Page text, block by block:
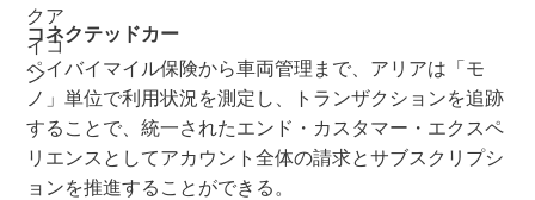
コネクテッドカー
ペイバイマイル保険から車両管理まで、アリアは「モ
ノ」単位で利用状況を測定し、トランザクションを追跡
することで、統一されたエンド・カスタマー・エクスペ
リエンスとしてアカウント全体の請求とサブスクリプシ
ョンを推進することができる。